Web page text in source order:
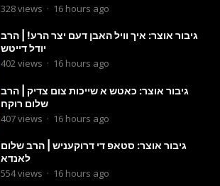
328views · 16 hours ago
גיבור אוצר: איך וויל האבן דעם יצר הרע! | הרב
יודל דייטש
402views · 16 hours ago
גיבור אוצר: כאטש א שייכות צום צדיק | הרב
שלום רוקח
407views · 16 hours ago
גיבור אוצר: סטאפ די דרוקעניש | הרב שלום
לאנדא
554views · 16 hours ago